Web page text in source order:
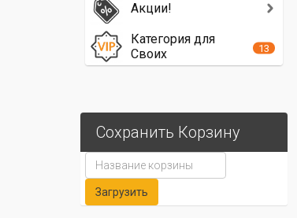
Акции!
Категория для
Своих
13
Сохранить Корзину